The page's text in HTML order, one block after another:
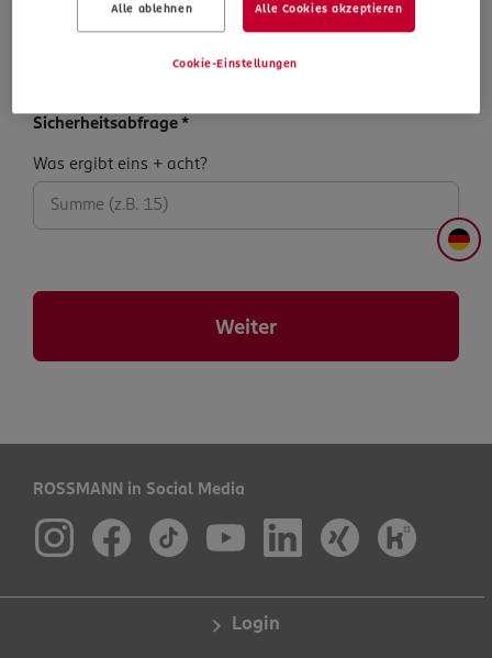
DE
Datenschutz­hinweise
Datenschutzhinweise
Sicherheits­abfrage *
Sicherheits­
abfrage:
Was ergibt eins + acht?
Weiter
ROSSMANN in Social Media
Login
Alle ablehnen Alle Cookies akzeptieren
Cookie-Einstellungen